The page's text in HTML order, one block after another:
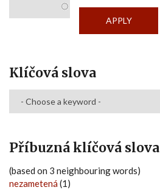
Klíčová slova
Příbuzná klíčová slova
(based on 3 neighbouring words)
nezametená(1)